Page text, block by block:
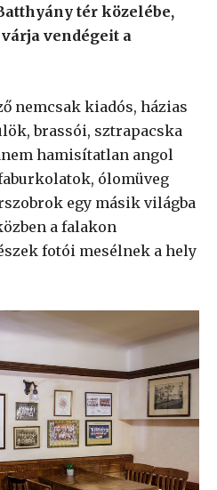
tér közelébe,
vendégeit a
nemcsak kiadós, házias
brassói, sztrapacska
hamisítatlan angol
ólomüveg
egy másik világba
a falakon
fotói mesélnek a hely